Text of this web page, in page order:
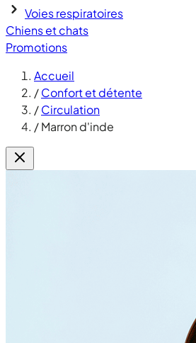
Voies respiratoires
Chiens et chats
Promotions
Accueil
/Confort et détente
/Circulation
/Marron d'inde